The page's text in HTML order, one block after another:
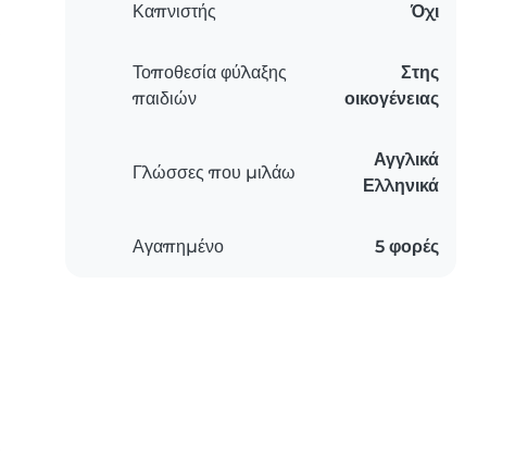
Καπνιστής Όχι
Τοποθεσία φύλαξης
παιδιών
Στης
οικογένειας
Γλώσσες που μιλάω
Αγγλικά
Ελληνικά
Αγαπημένο 5 φορές